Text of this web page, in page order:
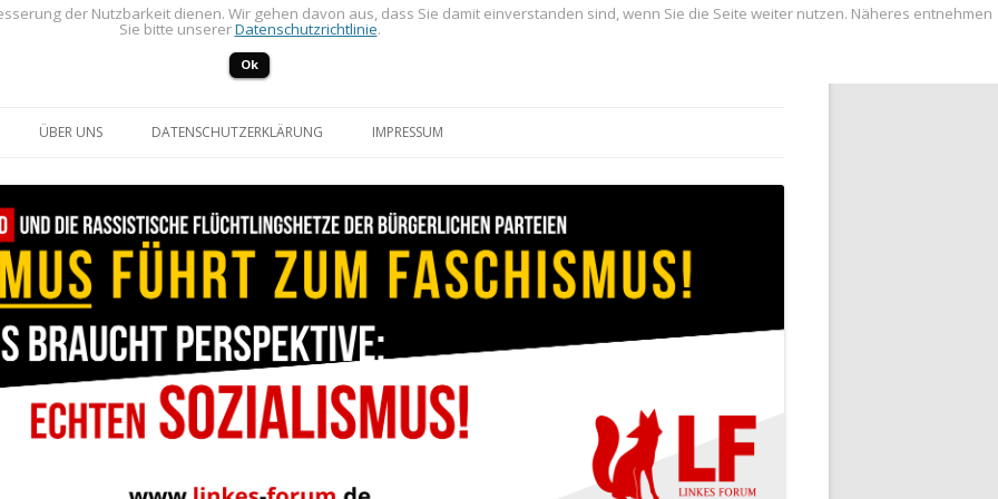
ÜBER UNS DATENSCHUTZERKLÄRUNG IMPRESSUM
der Nutzbarkeit dienen. Wir gehen davon aus, dass Sie damit einverstanden sind, wenn Sie die Seite weiter nutzen. Näheres entnehmen
Sie bitte unsererDatenschutzrichtlinie.
Ok